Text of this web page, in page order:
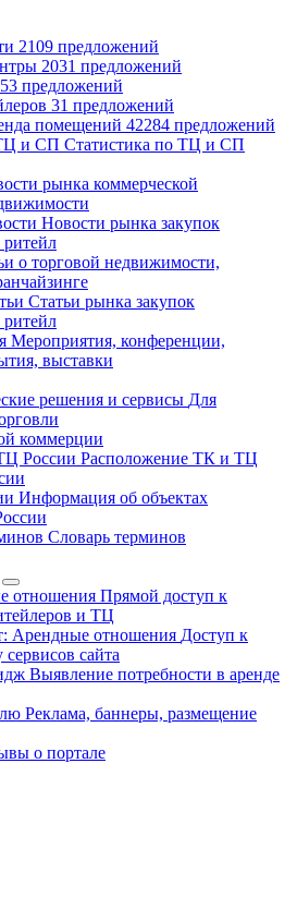
2109 предложений
2031 предложений
предложений
31 предложений
помещений 42284 предложений
и СП Статистика по ТЦ и СП
рынка коммерческой
Новости рынка закупок
ритейл
о торговой недвижимости,
Статьи рынка закупок
ритейл
Мероприятия, конференции,
выставки
решения и сервисы Для
коммерции
России Расположение ТК и ТЦ
Информация об объектах
Словарь терминов
отношения Прямой доступ к
и ТЦ
Арендные отношения Доступ к
сайта
Выявление потребности в аренде
Реклама, баннеры, размещение
о портале